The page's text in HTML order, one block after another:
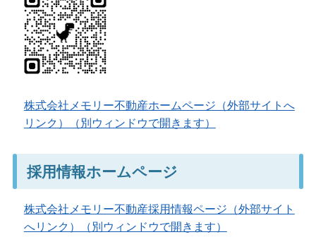
株式会社メモリー不動産ホームページ（外部サイトへ
リンク）（別ウィンドウで開きます）
採用情報ホームページ
株式会社メモリー不動産採用情報ページ（外部サイト
へリンク）（別ウィンドウで開きます）